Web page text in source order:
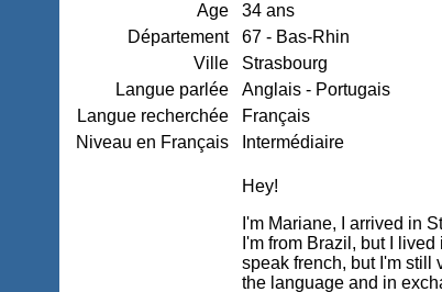
Age
34 ans
Département
67 - Bas-Rhin
Ville
Strasbourg
Langue parlée
Anglais - Portugais
Langue recherchée
Français
Niveau en Français
Intermédiaire
Hey!
I'm Mariane, I arrived in
I'm from Brazil, but I
speak french, but I'm still
the language and in